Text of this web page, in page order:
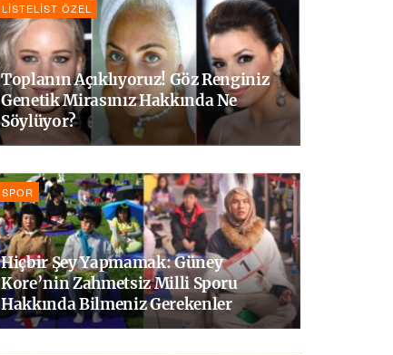
LISTELIST ÖZEL
Toplanın Açıklıyoruz! Göz Renginiz
Genetik Mirasınız Hakkında Ne
Söylüyor?
SPOR
Hiçbir Şey Yapmamak: Güney
Kore’nin Zahmetsiz Milli Sporu
Hakkında Bilmeniz Gerekenler